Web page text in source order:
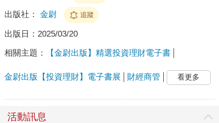
出版社： 金尉 追蹤
出版日： 2025/03/20
相關主題： 【金尉出版】精選投資理財電子書
金尉出版【投資理財】電子書展 財經商管 看更多
活動訊息